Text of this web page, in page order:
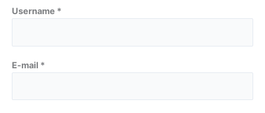
Username *
E-mail *